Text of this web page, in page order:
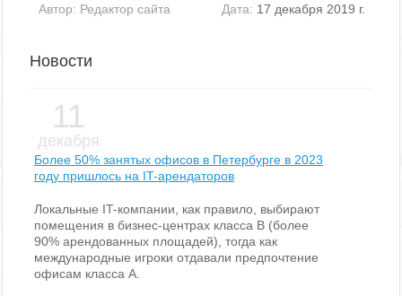
Автор: Редактор сайта Дата: 17 декабря 2019 г.
Новости
11
декабря
Более 50% занятых офисов в Петербурге в 2023
году пришлось на IT-арендаторов
Локальные IT-компании, как правило, выбирают
помещения в бизнес-центрах класса В (более
90% арендованных площадей), тогда как
международные игроки отдавали предпочтение
офисам класса А.